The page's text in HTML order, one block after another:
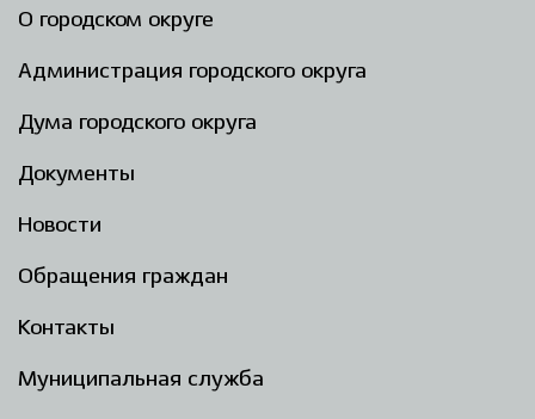
Градостроительство и
О городском округе
Администрация городского округа
Дума городского округа
Документы
Новости
Обращения граждан
Контакты
Муниципальная служба